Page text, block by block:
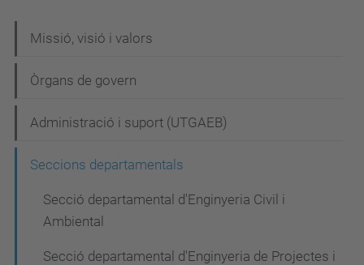
a
v
g
Missió, visió i valors
Òrgans de govern
Administració i suport (UTGAEB)
Seccions departamentals
Secció departamental d'Enginyeria Civil i
Ambiental
Secció departamental d'Enginyeria de Projectes i